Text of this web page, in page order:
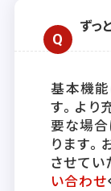
ずっ
基本機
す。より
要な場合
ります。
させてい
い合わせ